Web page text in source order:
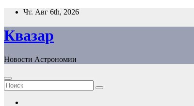
Перейти
содержанию
Чт. Авг 6th, 2026
Квазар
Новости Астрономии